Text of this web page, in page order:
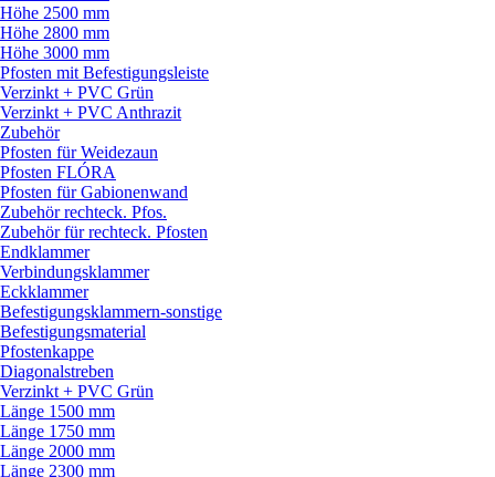
Höhe 2500 mm
Höhe 2800 mm
Höhe 3000 mm
Pfosten mit Befestigungsleiste
Verzinkt + PVC Grün
Verzinkt + PVC Anthrazit
Zubehör
Pfosten für Weidezaun
Pfosten FLÓRA
Pfosten für Gabionenwand
Zubehör rechteck. Pfos.
Zubehör für rechteck. Pfosten
Endklammer
Verbindungsklammer
Eckklammer
Befestigungsklammern-sonstige
Befestigungsmaterial
Pfostenkappe
Diagonalstreben
Verzinkt + PVC Grün
Länge 1500 mm
Länge 1750 mm
Länge 2000 mm
Länge 2300 mm